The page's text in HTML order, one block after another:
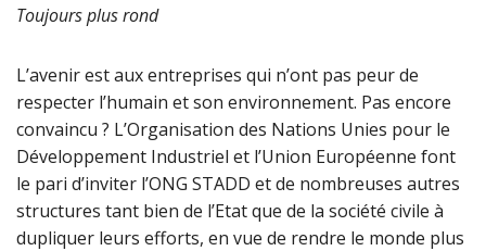
Toujours plus rond
L’avenir est aux entreprises qui n’ont pas peur de
respecter l’humain et son environnement. Pas encore
convaincu ? L’Organisation des Nations Unies pour le
Développement Industriel et l’Union Européenne font
le pari d’inviter l’ONG STADD et de nombreuses autres
structures tant bien de l’Etat que de la société civile à
dupliquer leurs efforts, en vue de rendre le monde plus